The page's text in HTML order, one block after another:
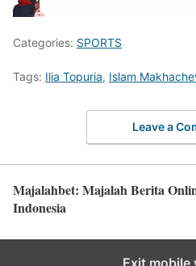
Categories: SPORTS
Tags: Ilia Topuria, Islam
Leave a
Majalahbet: Majalah Berita
Indonesia